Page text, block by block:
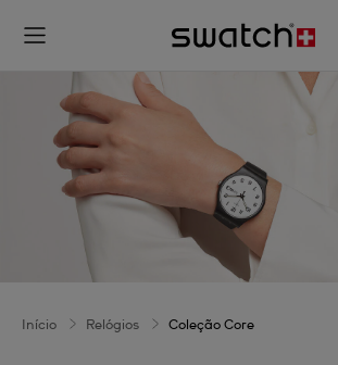
Início Relógios Coleção Core